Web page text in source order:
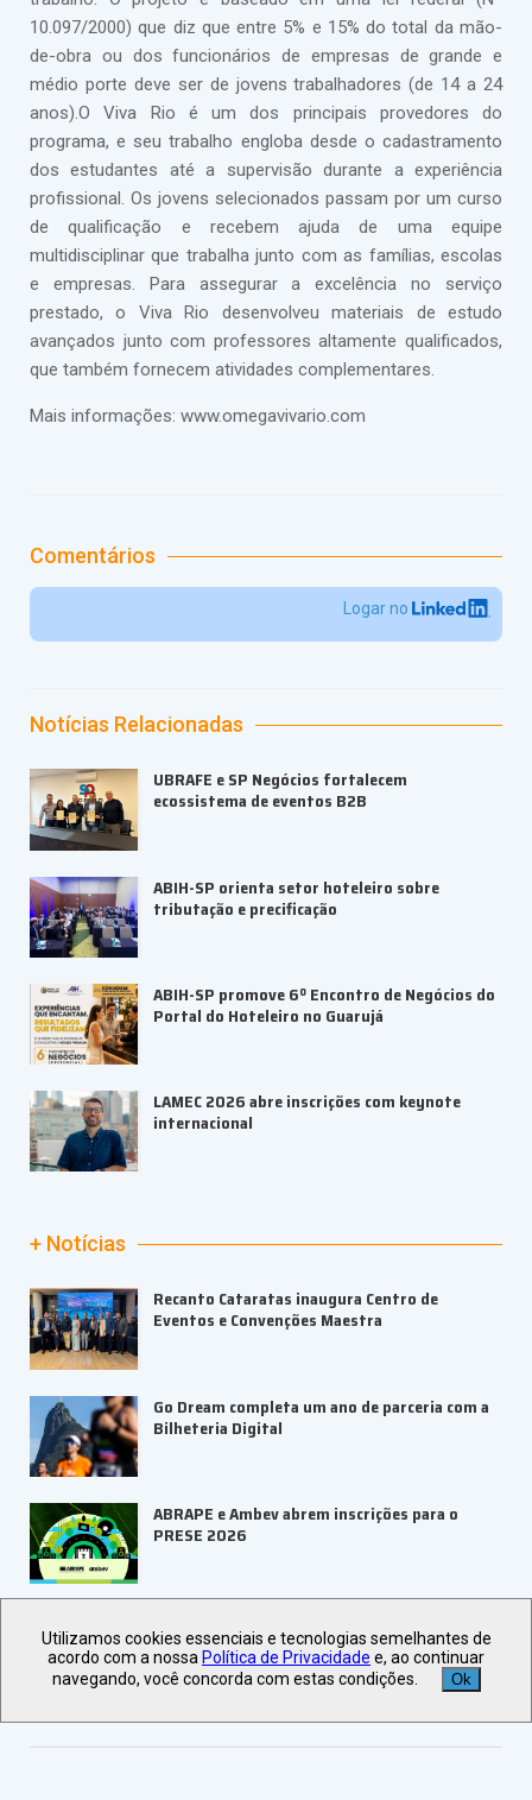
10.097/2000) que diz que entre 5% e 15% do total da mão-
de-obra ou dos funcionários de empresas de grande e
médio porte deve ser de jovens trabalhadores (de 14 a 24
anos).O Viva Rio é um dos principais provedores do
programa, e seu trabalho engloba desde o cadastramento
dos estudantes até a supervisão durante a experiência
profissional. Os jovens selecionados passam por um curso
de qualificação e recebem ajuda de uma equipe
multidisciplinar que trabalha junto com as famílias, escolas
e empresas. Para assegurar a excelência no serviço
prestado, o Viva Rio desenvolveu materiais de estudo
avançados junto com professores altamente qualificados,
que também fornecem atividades complementares.
Mais informações: www.omegavivario.com
Comentários
Logar no
Notícias Relacionadas
UBRAFE e SP Negócios fortalecem
ecossistema de eventos B2B
ABIH-SP orienta setor hoteleiro sobre
tributação e precificação
ABIH-SP promove 6º Encontro de Negócios do
Portal do Hoteleiro no Guarujá
LAMEC 2026 abre inscrições com keynote
internacional
+ Notícias
Recanto Cataratas inaugura Centro de
Eventos e Convenções Maestra
Go Dream completa um ano de parceria com a
Bilheteria Digital
ABRAPE e Ambev abrem inscrições para o
PRESE 2026
corporativas em 2027
Utilizamos cookies essenciais e tecnologias semelhantes de
acordo com a nossa Política de Privacidade e, ao continuar
navegando, você concorda com estas condições.
Ok